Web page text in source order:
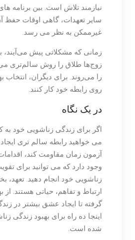
نیازمند تلاش است. بین برنامه
سایر تعهدات، گاهی اوقات حفظ
غیرممکن به نظر می رسد.
زمانی که مشکلاتی پیش می‌آیند،
زوج‌ها طلاق را روش سالم‌تری
را می‌روند. برای دیگران،
روی رابطه خود کار کنند.
در یک نگاه
اگر برای زندگی زناشویی خود به
می خواهید رابطه سالم تری ایجاد
آزمون زمان مقاومت کند،
وجود دارد که می توانید برای
زناشویی خود انجام دهید. تعهد،
ارتباط و تفاهم، حیاتی هستند. از
گرفته تا ایجاد عشق بیشتر در
اینجا ده راه برای بهبود زندگی
شده است.